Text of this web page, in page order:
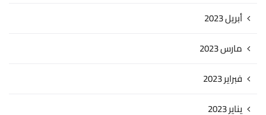
أبريل 2023
مارس 2023
فبراير 2023
يناير 2023